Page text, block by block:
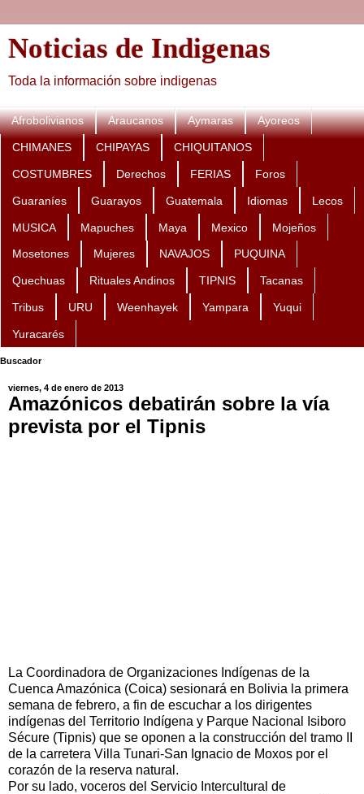
Noticias de Indigenas
Toda la información sobre indigenas
Afrobolivianos Araucanos Aymaras Ayoreos
CHIMANES CHIPAYAS CHIQUITANOS
COSTUMBRES Derechos FERIAS Foros
Guaraníes Guarayos Guatemala Idiomas Lecos
MUSICA Mapuches Maya Mexico Mojeños
Mosetones Mujeres NAVAJOS PUQUINA
Quechuas Rituales Andinos TIPNIS Tacanas
Tribus URU Weenhayek Yampara Yuqui
Yuracarés
Buscador
viernes, 4 de enero de 2013
Amazónicos debatirán sobre la vía
prevista por el Tipnis
La Coordinadora de Organizaciones Indígenas de la
Cuenca Amazónica (Coica) sesionará en Bolivia la primera
semana de febrero, a fin de escuchar a los dirigentes
indígenas del Territorio Indígena y Parque Nacional Isiboro
Sécure (Tipnis) que se oponen a la construcción del tramo II
de la carretera Villa Tunari-San Ignacio de Moxos por el
corazón de la reserva natural.
Por su lado, voceros del Servicio Intercultural de